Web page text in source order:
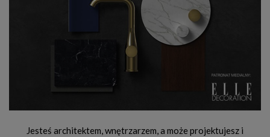
Jesteś architektem, wnętrzarzem, a może projektujesz i